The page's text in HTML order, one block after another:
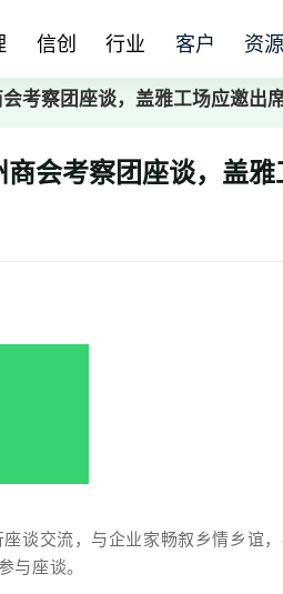
信创 行业 客户 资
考察团座谈，盖雅工场应邀出
会考察团座谈，盖雅
谈交流，与企业家畅叙乡情乡谊
与座谈。